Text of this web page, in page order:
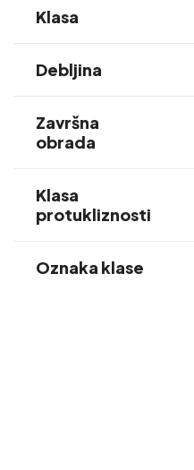
Klasa
Debljina
Završna
obrada
Klasa
protukliznosti
Oznaka klase